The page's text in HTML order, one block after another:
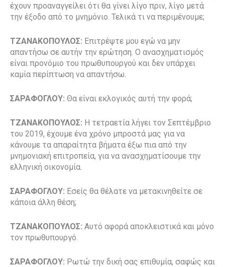
έχουν προαναγγείλει ότι θα γίνει λίγο πριν, λίγο μετά
την έξοδο από το μνημόνιο. Τελικά τι να περιμένουμε;
ΤΖΑΝΑΚΟΠΟΥΛΟΣ: Επιτρέψτε μου εγώ να μην
απαντήσω σε αυτήν την ερώτηση. Ο ανασχηματισμός
είναι προνόμιο του πρωθυπουργού και δεν υπάρχει
καμία περίπτωση να απαντήσω.
ΣΑΡΑΦΟΓΛΟΥ: Θα είναι εκλογικός αυτή την φορά;
ΤΖΑΝΑΚΟΠΟΥΛΟΣ: Η τετραετία λήγει τον Σεπτέμβριο
του 2019, έχουμε ένα χρόνο μπροστά μας για να
κάνουμε τα απαραίτητα βήματα έξω πια από την
μνημονιακή επιτροπεία, για να ανασχηματίσουμε την
ελληνική οικονομία.
ΣΑΡΑΦΟΓΛΟΥ: Εσείς θα θέλατε να μετακινηθείτε σε
κάποια άλλη θέση;
ΤΖΑΝΑΚΟΠΟΥΛΟΣ: Αυτό αφορά αποκλειστικά και μόνο
τον πρωθυπουργό.
ΣΑΡΑΦΟΓΛΟΥ: Ρωτώ την δική σας επιθυμία, σαφώς και